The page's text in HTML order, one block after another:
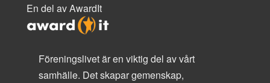
En del av AwardIt
Föreningslivet är en viktig del av vårt
samhälle. Det skapar gemenskap,